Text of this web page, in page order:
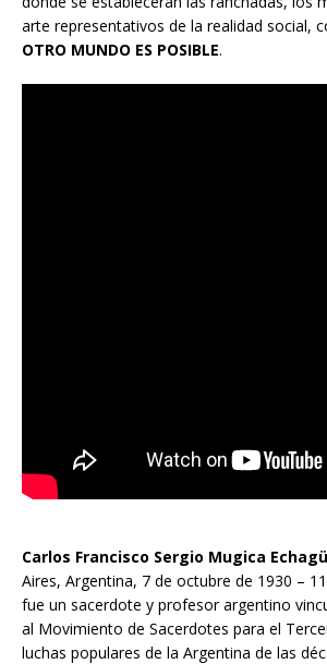
arte representativos de la realidad social,
OTRO MUNDO ES POSIBLE.
Carlos Francisco Sergio Mugica
Aires, Argentina, 7 de octubre de 1930 –
fue un sacerdote y profesor argentino
al Movimiento de Sacerdotes para el
luchas populares de la Argentina de las